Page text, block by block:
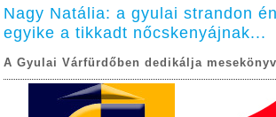
Nagy Natália: a gyulai strandon
egyike a tikkadt nőcskenyájnak...
A Gyulai Várfürdőben dedikálja